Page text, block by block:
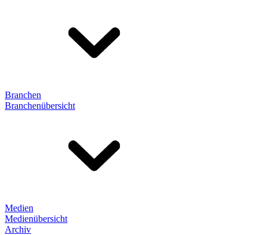
Branchen
Branchenübersicht
Medien
Medienübersicht
Archiv